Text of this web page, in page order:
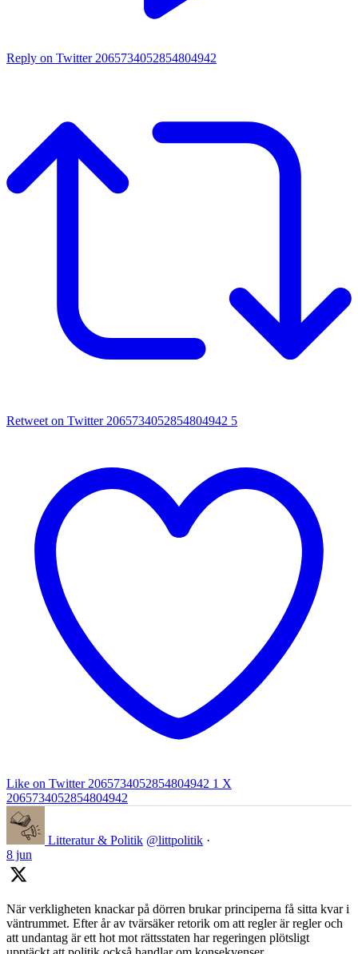
Reply on Twitter 2065734052854804942
Retweet on Twitter 2065734052854804942 5
Like on Twitter 2065734052854804942 1 X
2065734052854804942
Litteratur & Politik @littpolitik ·
8 jun
När verkligheten knackar på dörren brukar principerna få sitta kvar i
väntrummet. Efter år av tvärsäker retorik om att regler är regler och
att undantag är ett hot mot rättsstaten har regeringen plötsligt